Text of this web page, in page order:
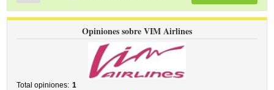
Opiniones sobre VIM Airlines
Total opiniones: 1